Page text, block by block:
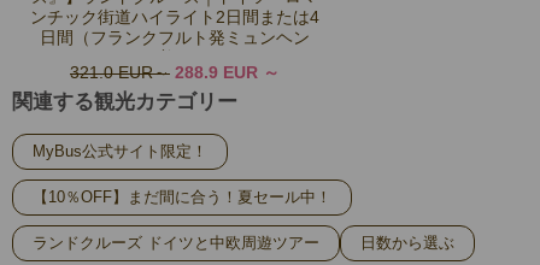
ンチック街道ハイライト2日間または4
日間（フランクフルト発ミュンヘン
321.0 EUR 288.9 EUR
関連する観光カテゴリー
MyBus公式サイト限定！
【10％OFF】まだ間に合う！夏セール中！
ランドクルーズ ドイツと中欧周遊ツアー 日数から選ぶ